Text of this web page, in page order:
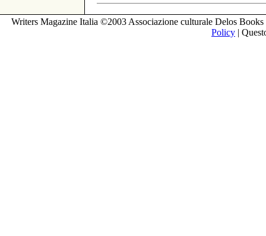
Writers Magazine Italia ©2003 Associazione culturale Delos
Policy |